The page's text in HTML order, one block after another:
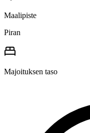
Maalipiste
Piran
Majoituksen taso